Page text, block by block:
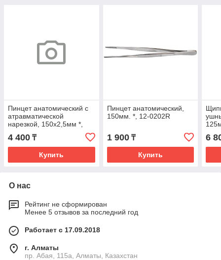
Пинцет анатомический с
атравматической
нарезкой, 150х2,5мм *,
(12-0421-15R)
4 400 ₸
Купить
Пинцет анатомический,
150мм. *, 12-0202R
1 900₸
Купить
6
О нас
Рейтинг не сформирован
Менее 5 отзывов за последний год
Работает с 17.09.2018
г. Алматы
пр. Абая, 115а, Алматы, Казахстан